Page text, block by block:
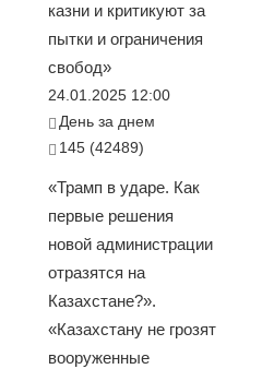
казни и критикуют за
пытки и ограничения
свобод»
24.01.2025 12:00
День за днем
145 (42489)
«Трамп в ударе. Как
первые решения
новой администрации
отразятся на
Казахстане?».
«Казахстану не грозят
вооруженные